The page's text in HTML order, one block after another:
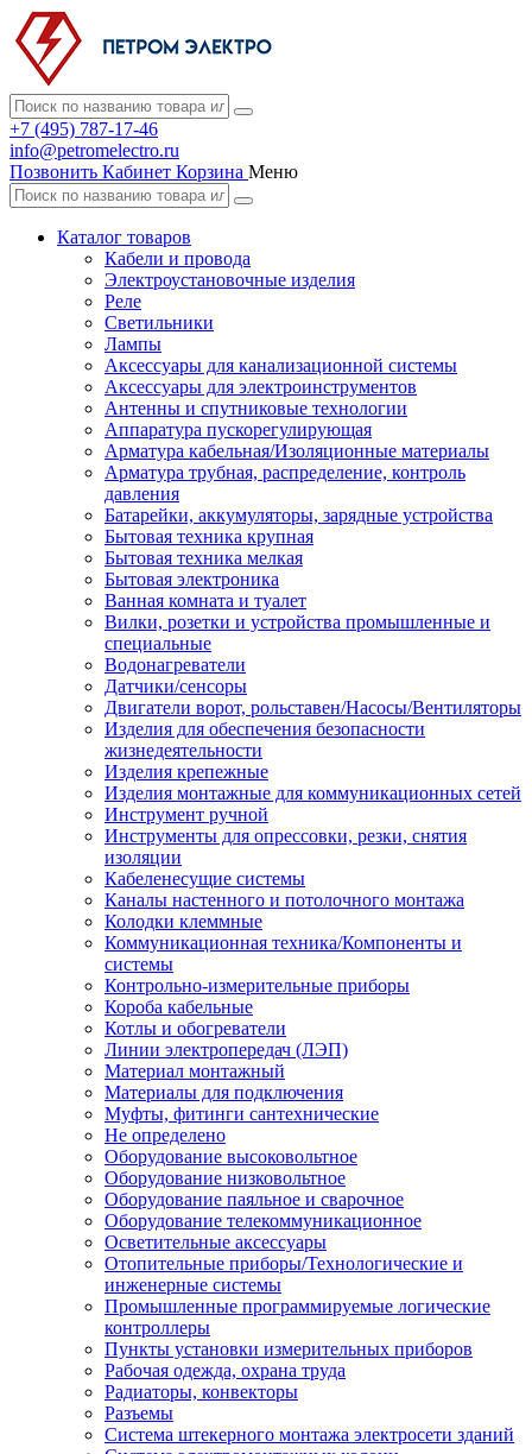
+7 (495) 787-17-46
info@petromelectro.ru
Позвонить Кабинет Корзина Меню
Каталог товаров
Кабели и провода
Электроустановочные изделия
Реле
Светильники
Лампы
Аксессуары для канализационной системы
Аксессуары для электроинструментов
Антенны и спутниковые технологии
Аппаратура пускорегулирующая
Арматура кабельная/Изоляционные материалы
Арматура трубная, распределение, контроль
давления
Батарейки, аккумуляторы, зарядные устройства
Бытовая техника крупная
Бытовая техника мелкая
Бытовая электроника
Ванная комната и туалет
Вилки, розетки и устройства промышленные и
специальные
Водонагреватели
Датчики/сенсоры
Двигатели ворот, рольставен/Насосы/Вентиляторы
Изделия для обеспечения безопасности
жизнедеятельности
Изделия крепежные
Изделия монтажные для коммуникационных сетей
Инструмент ручной
Инструменты для опрессовки, резки, снятия
изоляции
Кабеленесущие системы
Каналы настенного и потолочного монтажа
Колодки клеммные
Коммуникационная техника/Компоненты и
системы
Контрольно-измерительные приборы
Короба кабельные
Котлы и обогреватели
Линии электропередач (ЛЭП)
Материал монтажный
Материалы для подключения
Муфты, фитинги сантехнические
Не определено
Оборудование высоковольтное
Оборудование низковольтное
Оборудование паяльное и сварочное
Оборудование телекоммуникационное
Осветительные аксессуары
Отопительные приборы/Технологические и
инженерные системы
Промышленные программируемые логические
контроллеры
Пункты установки измерительных приборов
Рабочая одежда, охрана труда
Радиаторы, конвекторы
Разъемы
Система штекерного монтажа электросети зданий